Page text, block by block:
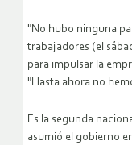
"No hubo ninguna
trabajadores (el
para impulsar la
"Hasta ahora no
Es la segunda
asumió el gobierno